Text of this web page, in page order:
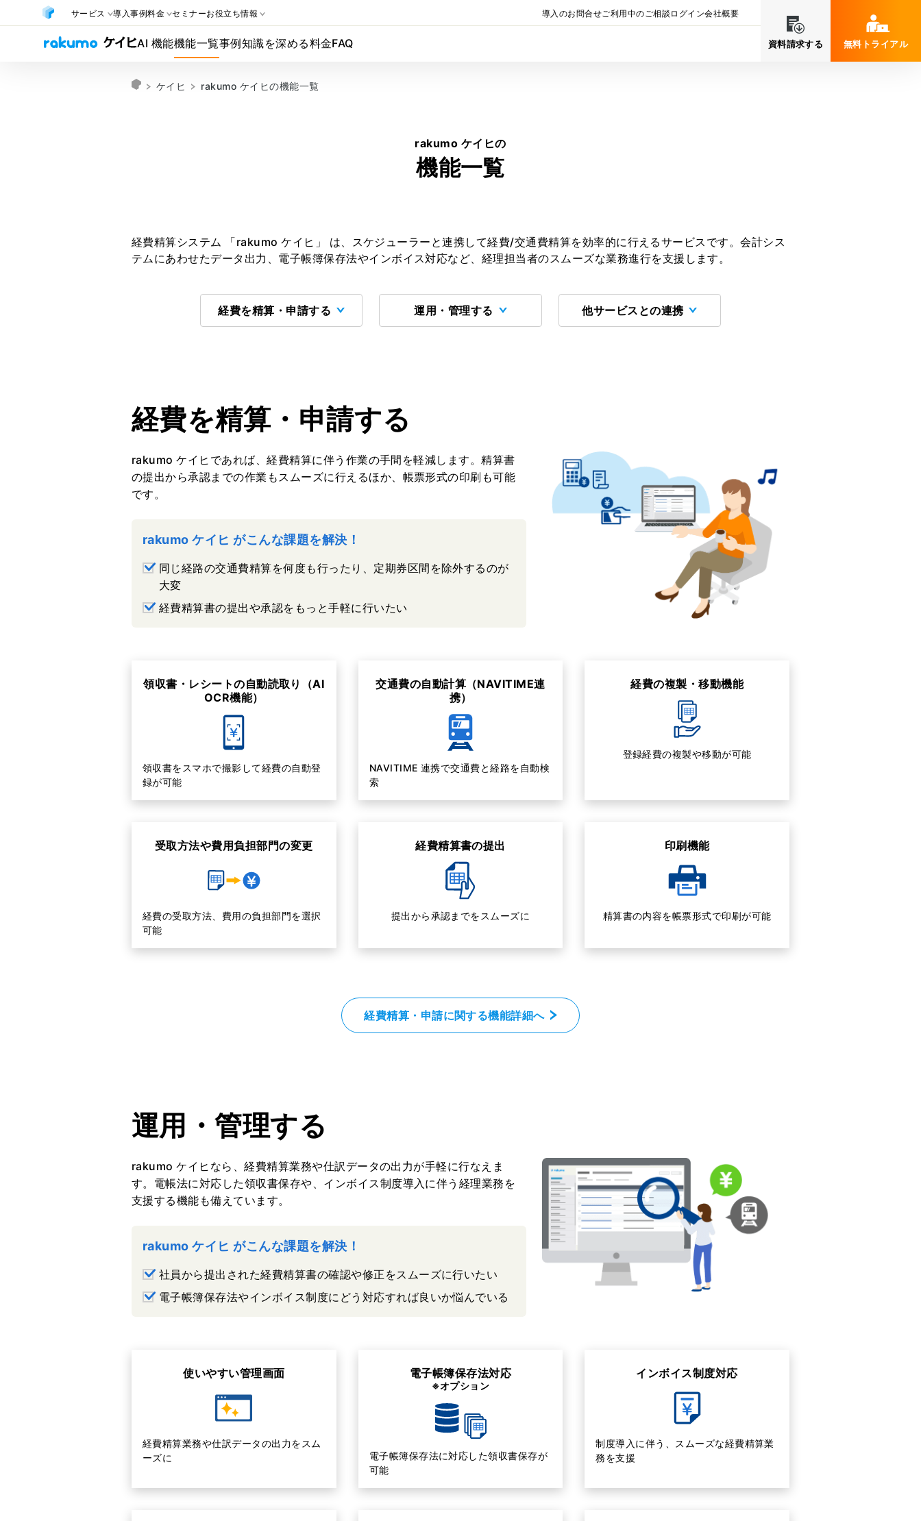
AI 機能機能一覧事例知識を深める料金FAQ
サービス 導入事例料金 セミナーお役立ち情報 導入のお問合せご利用中のご相談 ログイン会社概要
資料請求する 無料トライアル
ケイヒ rakumo ケイヒの機能一覧
rakumo ケイヒの
機能一覧
経費精算システム 「rakumo ケイヒ」 は、スケジューラーと連携して経費/交通費精算を効率的に行えるサービスです。会計シス
テムにあわせたデータ出力、電子帳簿保存法やインボイス対応など、経理担当者のスムーズな業務進行を支援します。
経費を精算・申請する 運用・管理する 他サービスとの連携
経費を精算・申請する
rakumo ケイヒであれば、経費精算に伴う作業の手間を軽減します。精算書
の提出から承認までの作業もスムーズに行えるほか、帳票形式の印刷も可能
です。
rakumo ケイヒ がこんな課題を解決！
同じ経路の交通費精算を何度も行ったり、定期券区間を除外するのが
大変
経費精算書の提出や承認をもっと手軽に行いたい
領収書・レシートの自動読取り（AI
OCR機能）
領収書をスマホで撮影して経費の自動登
録が可能
交通費の自動計算（NAVITIME連
携）
NAVITIME 連携で交通費と経路を自動検
索
経費の複製・移動機能
登録経費の複製や移動が可能
受取方法や費用負担部門の変更
経費の受取方法、費用の負担部門を選択
可能
経費精算書の提出
提出から承認までをスムーズに
印刷機能
精算書の内容を帳票形式で印刷が可能
経費精算・申請に関する機能詳細へ
運用・管理する
rakumo ケイヒなら、経費精算業務や仕訳データの出力が手軽に行なえま
す。電帳法に対応した領収書保存や、インボイス制度導入に伴う経理業務を
支援する機能も備えています。
rakumo ケイヒ がこんな課題を解決！
社員から提出された経費精算書の確認や修正をスムーズに行いたい
電子帳簿保存法やインボイス制度にどう対応すれば良いか悩んでいる
使いやすい管理画面
経費精算業務や仕訳データの出力をスム
ーズに
電子帳簿保存法対応
※オプション
電子帳簿保存法に対応した領収書保存が
可能
インボイス制度対応
制度導入に伴う、スムーズな経費精算業
務を支援